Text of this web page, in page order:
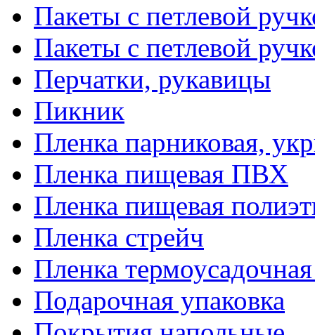
Пакеты с петлевой
Пакеты с петлевой
Перчатки, рукавицы
Пикник
Пленка парниковая,
Пленка пищевая ПВХ
Пленка пищевая
Пленка стрейч
Пленка
Подарочная упаковка